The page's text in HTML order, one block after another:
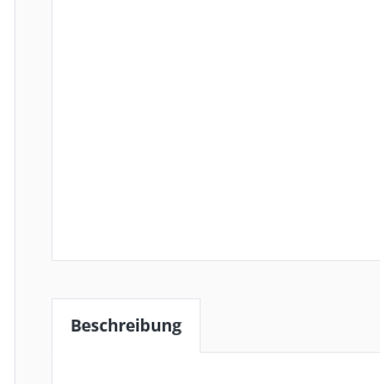
Beschreibung